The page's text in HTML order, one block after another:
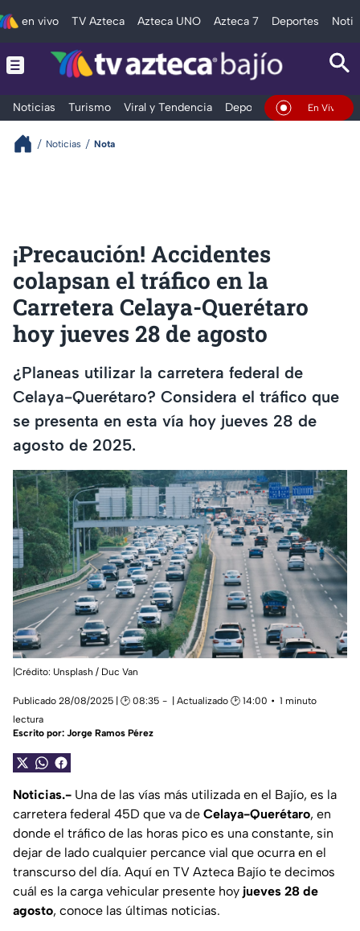
en vivo TV Azteca Azteca UNO Azteca 7 Deportes
Noticias Turismo Viral y Tendencia Deportes Espectáculos
En Vivo
Noticias Nota
¡Precaución! Accidentes
colapsan el tráfico en la
Carretera Celaya-Querétaro
hoy jueves 28 de agosto
¿Planeas utilizar la carretera federal de
Celaya-Querétaro? Considera el tráfico que
se presenta en esta vía hoy jueves 28 de
agosto de 2025.
|Crédito: Unsplash / Duc Van
Publicado 28/08/2025 | 🕑 08:35 | Actualizado 🕑 14:00
1 minuto
lectura
Escrito por: Jorge Ramos Pérez
Noticias.- Una de las vías más utilizada en el Bajío, es la
carretera federal 45D que va de Celaya-Querétaro, en
donde el tráfico de las horas pico es una constante, sin
dejar de lado cualquier percance vial que ocurra en el
transcurso del día. Aquí en TV Azteca Bajío te decimos
cuál es la carga vehicular presente hoy jueves 28 de
agosto, conoce las últimas noticias.